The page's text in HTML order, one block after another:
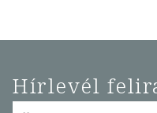
Hírlevél